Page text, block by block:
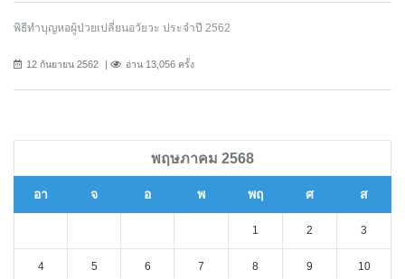
พิธีทำบุญหอผู้ป่วยเปลี่ยนอวัยวะ ประจำปี 2562
12 กันยายน 2562 อ่าน 13,056 ครั้ง
พฤษภาคม 2568
อา จ อ พ พฤ ศ ส
1 2 3
4 5 6 7 8 9 10